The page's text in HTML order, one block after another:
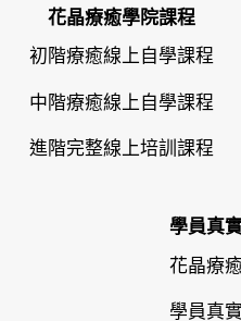
花晶療癒學院課程
初階療癒線上自學課程
中階療癒線上自學課程
進階完整線上培訓課程
學員真
花晶療
學員真